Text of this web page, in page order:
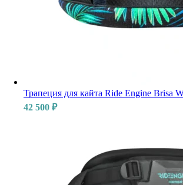
Трапеция для кайта Ride Engine Brisa
42 500 ₽